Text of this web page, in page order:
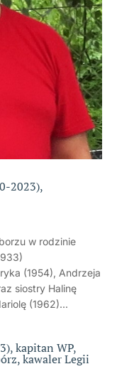
2023),
w rodzinie
(1954), Andrzeja
siostry Halinę
(1962)...
kapitan WP,
kawaler Legii